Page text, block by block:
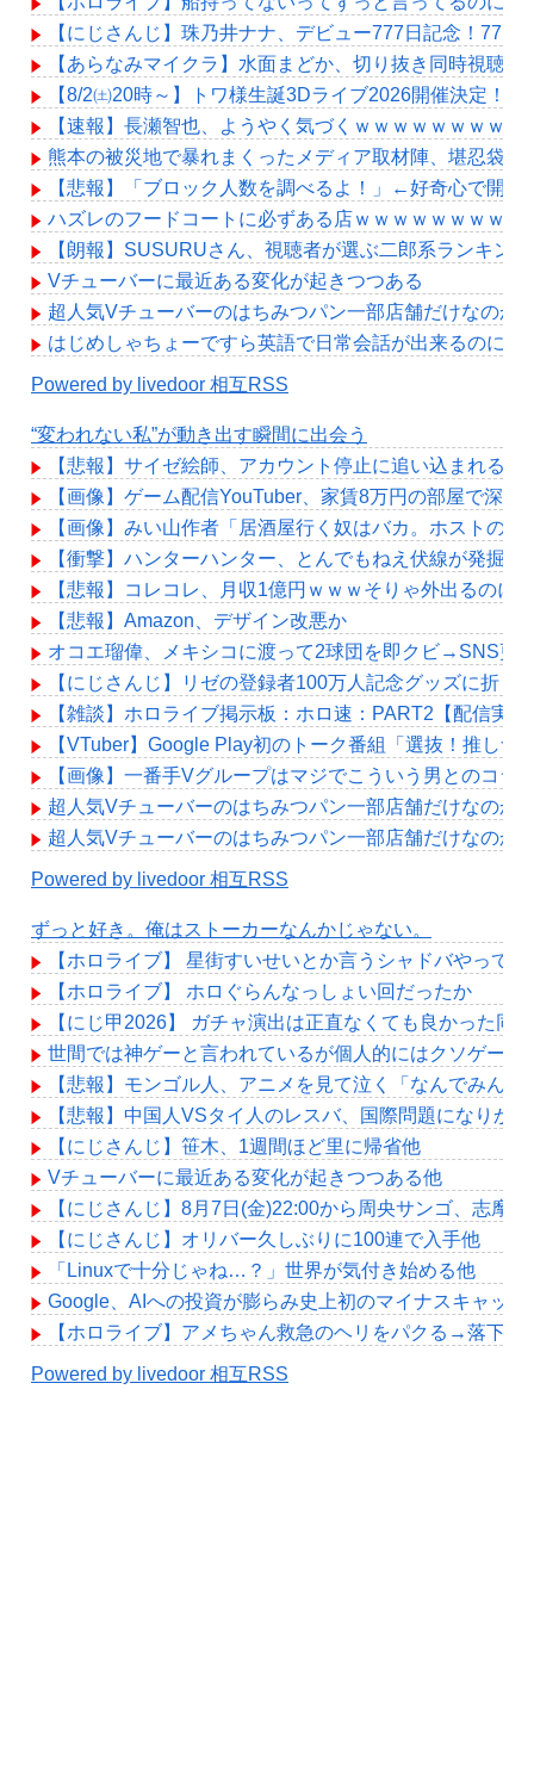
【にじさんじ】珠乃井ナナ、デビュー777日記念！77
【あらなみマイクラ】水面まどか、切り抜き同時視聴
【8/2㈯20時～】トワ様生誕3Dライブ2026開催決定！
【速報】長瀬智也、ようやく気づくｗｗｗｗｗｗｗｗ
熊本の被災地で暴れまくったメディア取材陣、堪忍袋
【悲報】「ブロック人数を調べるよ！」←好奇心で開
ハズレのフードコートに必ずある店ｗｗｗｗｗｗｗｗｗ
【朗報】SUSURUさん、視聴者が選ぶ二郎系ランキン
Vチューバーに最近ある変化が起きつつある
超人気Vチューバーのはちみつパン一部店舗だけなのか
はじめしゃちょーですら英語で日常会話が出来るのに
Powered by livedoor 相互RSS
“変われない私”が動き出す瞬間に出会う
【悲報】サイゼ絵師、アカウント停止に追い込まれる
【画像】ゲーム配信YouTuber、家賃8万円の部屋で深
【画像】みい山作者「居酒屋行く奴はバカ。ホストの
【衝撃】ハンターハンター、とんでもねえ伏線が発掘
【悲報】コレコレ、月収1億円ｗｗｗそりゃ外出るのに
【悲報】Amazon、デザイン改悪か
オコエ瑠偉、メキシコに渡って2球団を即クビ→SNS更
【にじさんじ】リゼの登録者100万人記念グッズに折
【雑談】ホロライブ掲示板：ホロ速：PART2【配信実況
【VTuber】Google Play初のトーク番組「選抜！推し
【画像】一番手Vグループはマジでこういう男とのコラ
超人気Vチューバーのはちみつパン一部店舗だけなのか
超人気Vチューバーのはちみつパン一部店舗だけなのか
Powered by livedoor 相互RSS
ずっと好き。俺はストーカーなんかじゃない。
【ホロライブ】 星街すいせいとか言うシャドバやって
【ホロライブ】 ホロぐらんなっしょい回だったか
【にじ甲2026】 ガチャ演出は正直なくても良かった
世間では神ゲーと言われているが個人的にはクソゲーだ
【悲報】モンゴル人、アニメを見て泣く「なんでみん
【悲報】中国人VSタイ人のレスバ、国際問題になりか
【にじさんじ】笹木、1週間ほど里に帰省他
Vチューバーに最近ある変化が起きつつある他
【にじさんじ】8月7日(金)22:00から周央サンゴ、志摩
【にじさんじ】オリバー久しぶりに100連で入手他
「Linuxで十分じゃね…？」世界が気付き始める他
Google、AIへの投資が膨らみ史上初のマイナスキャッ
【ホロライブ】アメちゃん救急のヘリをパクる→落下【
Powered by livedoor 相互RSS